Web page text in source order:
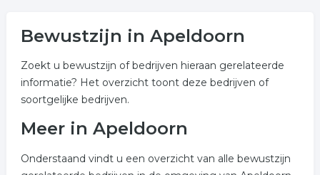
Bewustzijn in Apeldoorn
Zoekt u bewustzijn of bedrijven hieraan gerelateerde
informatie? Het overzicht toont deze bedrijven of
soortgelijke bedrijven.
Meer in Apeldoorn
Onderstaand vindt u een overzicht van alle bewustzijn